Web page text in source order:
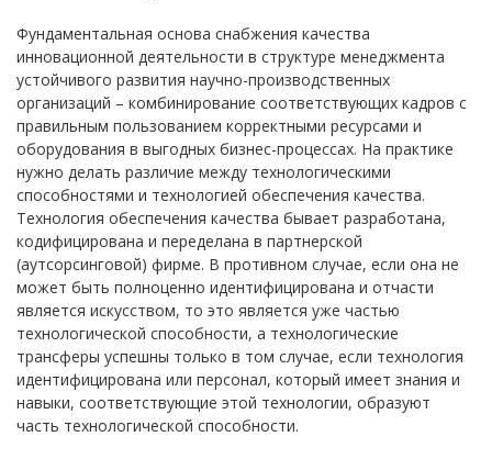
Фундаментальная основа снабжения качества
инновационной деятельности в структуре менеджмента
устойчивого развития научно-производственных
организаций – комбинирование соответствующих кадров с
правильным пользованием корректными ресурсами и
оборудования в выгодных бизнес-процессах. На практике
нужно делать различие между технологическими
способностями и технологией обеспечения качества.
Технология обеспечения качества бывает разработана,
кодифицирована и переделана в партнерской
(аутсорсинговой) фирме. В противном случае, если она не
может быть полноценно идентифицирована и отчасти
является искусством, то это является уже частью
технологической способности, а технологические
трансферы успешны только в том случае, если технология
идентифицирована или персонал, который имеет знания и
навыки, соответствующие этой технологии, образуют
часть технологической способности.